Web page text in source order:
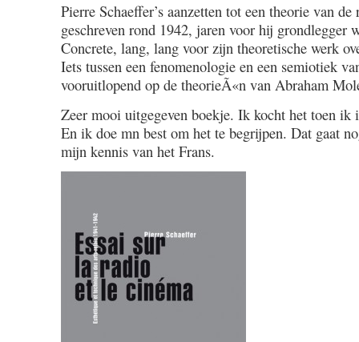
Pierre Schaeffer’s aanzetten tot een theorie van de
geschreven rond 1942, jaren voor hij grondlegger
Concrete, lang, lang voor zijn theoretische werk
Iets tussen een fenomenologie en een semiotiek
vooruitlopend op de theorieÃ«n van Abraham
Zeer mooi uitgegeven boekje. Ik kocht het toen ik
En ik doe mn best om het te begrijpen. Dat gaat
mijn kennis van het Frans.